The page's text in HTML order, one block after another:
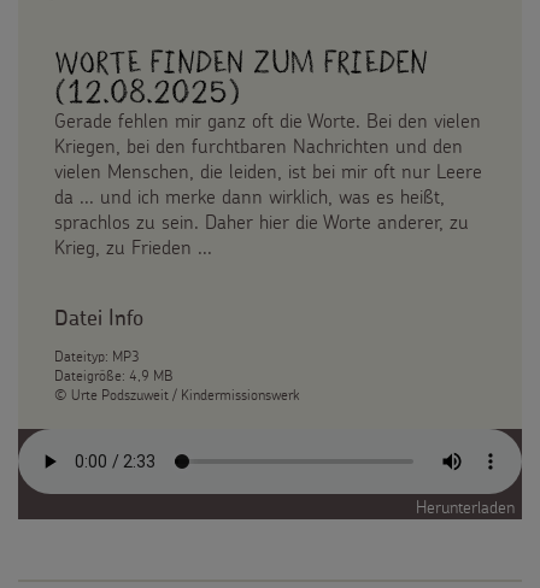
Worte finden zum Frieden
(12.08.2025)
Gerade fehlen mir ganz oft die Worte. Bei den vielen
Kriegen, bei den furchtbaren Nachrichten und den
vielen Menschen, die leiden, ist bei mir oft nur Leere
da ... und ich merke dann wirklich, was es heißt,
sprachlos zu sein. Daher hier die Worte anderer, zu
Krieg, zu Frieden ...
Datei Info
Dateityp: MP3
Dateigröße: 4,9 MB
© Urte Podszuweit / Kindermissionswerk
Herunterladen